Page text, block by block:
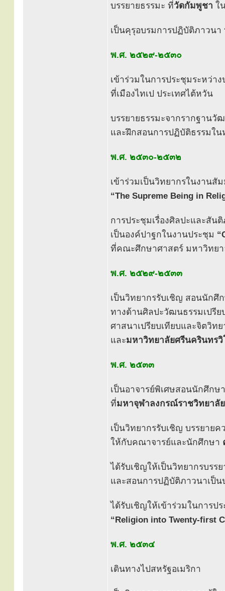
บรรยายธรรมะ ที่วัดกัมพูชา ใ
เป็นคุรุอบรมการปฏิบัติภาวนา
พ.ศ. ๒๕๒๙-๒๕๓๐
เข้าร่วมในการประชุมระหว่า
ที่เมืองไทเป ประเทศไต้หวัน
บรรยายธรรมะจากรากฐานวั
และฝึกสอนการปฏิบัติธรรมใ
พ.ศ. ๒๕๓๐-๒๕๓๒
เข้าร่วมเป็นวิทยากรในงานสั
“The Supreme Being in
การประชุมเรื่องศิลปะและสั
เป็นองค์ปาฐกในงานประชุม
ที่คณะศึกษาศาสตร์ มหาวิทยา
พ.ศ. ๒๕๒๙-๒๕๓๓
เป็นวิทยากรรับเชิญ สอนนัก
ทางด้านศิลปะวัฒนธรรมเปรีย
ศาสนาเปรียบเทียบและจิตวิท
และมหาวิทยาลัยศรีนครินทร
พ.ศ. ๒๕๓๓
เป็นอาจารย์พิเศษสอนนักศึก
ที่มหาจุฬาลงกรณ์ราชวิทยาลั
เป็นวิทยากรรับเชิญ บรรยาย
ให้กับคณาจารย์และนักศึกษา
ได้รับเชิญให้เป็นวิทยากรบรร
และสอนการปฏิบัติภาวนาเป็น
ได้รับเชิญให้เข้าร่วมในการป
“Religion into Twenty-first
พ.ศ. ๒๕๓๔
เดินทางไปสหรัฐอเมริกา